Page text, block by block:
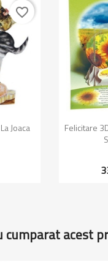
Joaca
favorite_border
Felicitare
cumparat acest